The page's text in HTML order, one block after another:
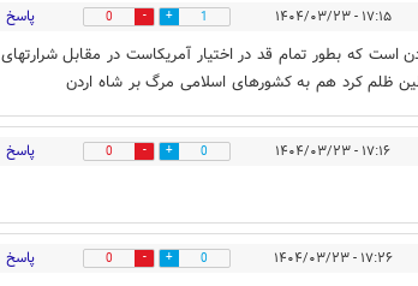
۱۷:۱۵ - ۱۴۰۴/۰۳/۲۳ 1
0 پاسخ
است که بطور تمام قد در اختیار آمریکاست در مقابل شرارتهای
ظلم کرد هم به کشورهای اسلامی مرگ بر شاه اردن
۱۷:۱۶ - ۱۴۰۴/۰۳/۲۳ 0
0 پاسخ
۱۷:۲۶ - ۱۴۰۴/۰۳/۲۳ 0
0 پاسخ